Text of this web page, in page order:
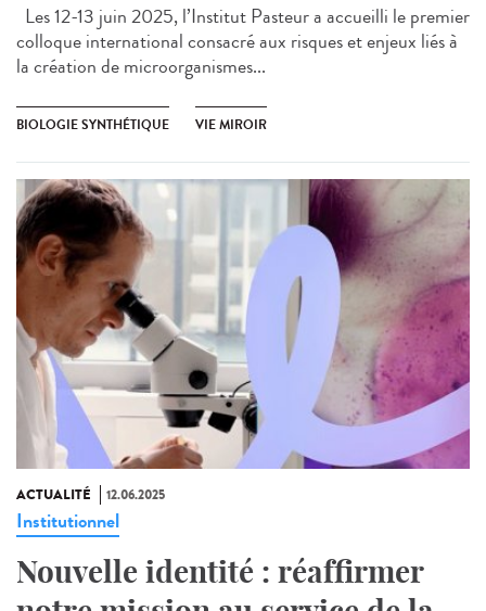
Les 12-13 juin 2025, l’Institut Pasteur a accueilli le premier
colloque international consacré aux risques et enjeux liés à
la création de microorganismes...
BIOLOGIE SYNTHÉTIQUE VIE MIROIR
ACTUALITÉ 12.06.2025
Institutionnel
Nouvelle identité : réaffirmer